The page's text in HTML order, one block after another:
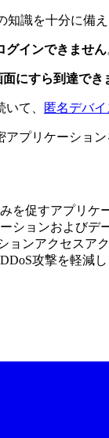
識を十分に備
グインできません
にすら到達でき
て、 匿名デバ
プリケーショ
促すアプリケ
ョンおよびデ
ョンアクセス
攻撃を軽減し